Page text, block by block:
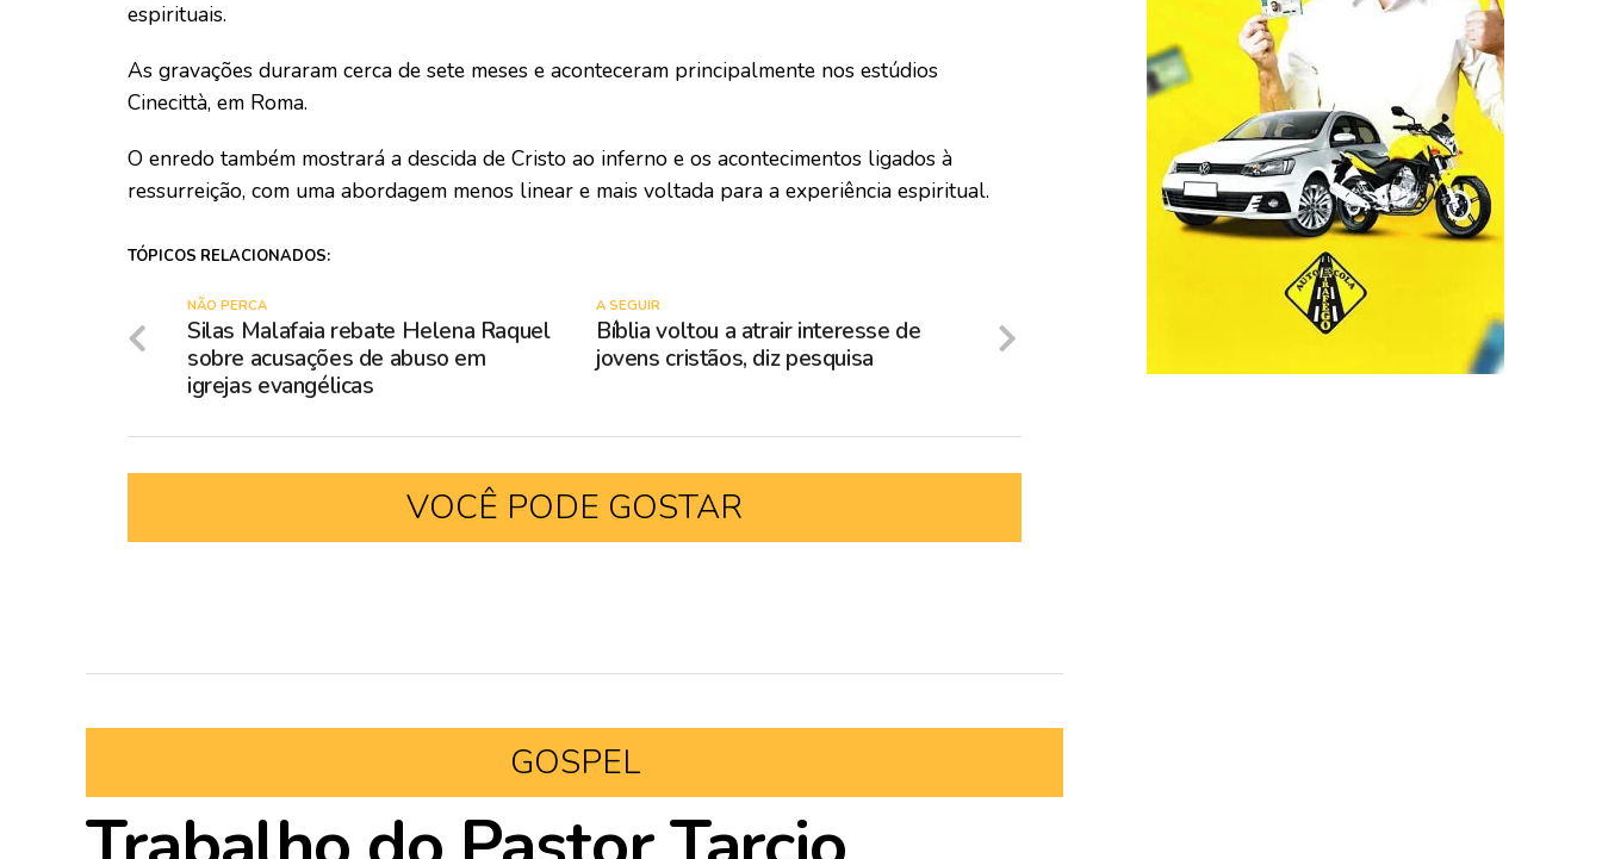
espirituais.
As gravações duraram cerca de sete meses e aconteceram principalmente nos estúdios
Cinecittà, em Roma.
O enredo também mostrará a descida de Cristo ao inferno e os acontecimentos ligados à
ressurreição, com uma abordagem menos linear e mais voltada para a experiência espiritual.
TÓPICOS RELACIONADOS:
A SEGUIR
Bíblia voltou a atrair interesse de
jovens cristãos, diz pesquisa
NÃO PERCA
Silas Malafaia rebate Helena Raquel
sobre acusações de abuso em
igrejas evangélicas
VOCÊ PODE GOSTAR
GOSPEL